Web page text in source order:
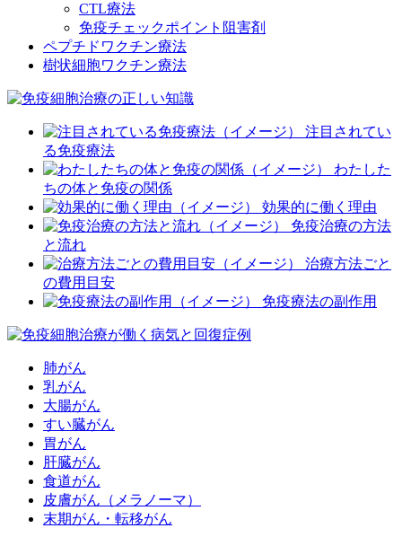
CTL療法
免疫チェックポイント阻害剤
ペプチドワクチン療法
樹状細胞ワクチン療法
注目されてい
る免疫療法
わたした
ちの体と免疫の関係
効果的に働く理由
免疫治療の方法
と流れ
治療方法ごと
の費用目安
免疫療法の副作用
肺がん
乳がん
大腸がん
すい臓がん
胃がん
肝臓がん
食道がん
皮膚がん（メラノーマ）
末期がん・転移がん